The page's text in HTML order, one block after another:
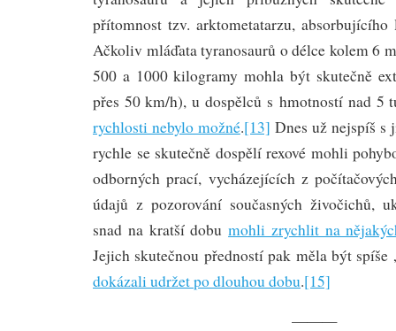
přítomnost tzv. arktometatarzu,
Ačkoliv mláďata tyranosaurů o délce kolem 6
500 a 1000 kilogramy mohla být skutečně
přes 50 km/h), u dospělců s hmotností nad 5
rychlosti nebylo možné.[13] Dnes už nejspíš s
rychle se skutečně dospělí rexové mohli
odborných prací, vycházejících z
údajů z pozorování současných živočichů,
snad na kratší dobumohli zrychlit na
Jejich skutečnou předností pak měla být spíše
dokázali udržet po dlouhou dobu.[15]
———